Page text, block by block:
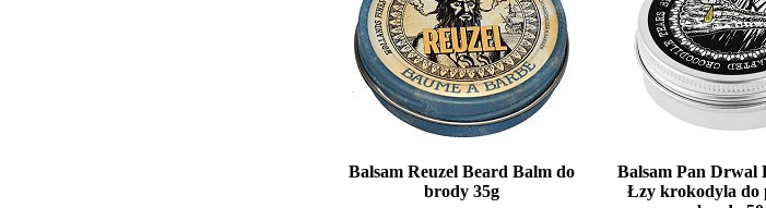
Balsam Reuzel Beard Balm do
brody 35g
Balsam Pan Drwal
Łzy krokodyla do